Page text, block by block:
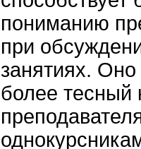
пониманию
при
занятиях. Оно
более тесный